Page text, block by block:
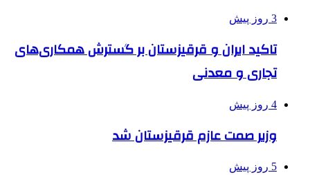
3 روز پیش
تاکید ایران و قرقیزستان بر گسترش همکاری‌های
تجاری و معدنی
4 روز پیش
وزیر صمت عازم قرقیزستان شد
5 روز پیش